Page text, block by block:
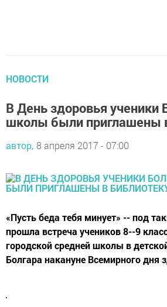
НОВОСТИ
В День здоровья ученики
школы были приглашены
автор, 8 апреля 2017 - 07:00
«Пусть беда тебя минует» -- под
прошла встреча учеников 8--9
городской средней школы в
Болгара накануне Всемирного дня